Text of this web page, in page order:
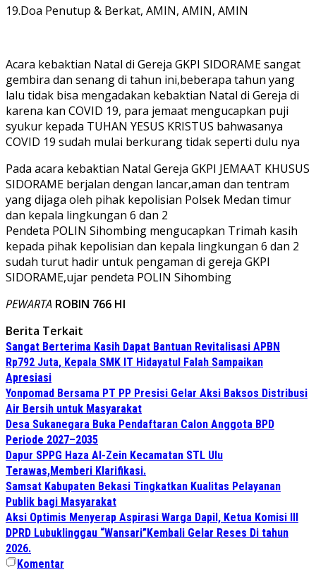
19.Doa Penutup & Berkat, AMIN, AMIN, AMIN
Acara kebaktian Natal di Gereja GKPI SIDORAME sangat
gembira dan senang di tahun ini,beberapa tahun yang
lalu tidak bisa mengadakan kebaktian Natal di Gereja di
karena kan COVID 19, para jemaat mengucapkan puji
syukur kepada TUHAN YESUS KRISTUS bahwasanya
COVID 19 sudah mulai berkurang tidak seperti dulu nya
Pada acara kebaktian Natal Gereja GKPI JEMAAT KHUSUS
SIDORAME berjalan dengan lancar,aman dan tentram
yang dijaga oleh pihak kepolisian Polsek Medan timur
dan kepala lingkungan 6 dan 2
Pendeta POLIN Sihombing mengucapkan Trimah kasih
kepada pihak kepolisian dan kepala lingkungan 6 dan 2
sudah turut hadir untuk pengaman di gereja GKPI
SIDORAME,ujar pendeta POLIN Sihombing
PEWARTA ROBIN 766 HI
Berita Terkait
Sangat Berterima Kasih Dapat Bantuan Revitalisasi APBN
Rp792 Juta, Kepala SMK IT Hidayatul Falah Sampaikan
Apresiasi
Yonpomad Bersama PT PP Presisi Gelar Aksi Baksos Distribusi
Air Bersih untuk Masyarakat
Desa Sukanegara Buka Pendaftaran Calon Anggota BPD
Periode 2027–2035
Dapur SPPG Haza Al-Zein Kecamatan STL Ulu
Terawas,Memberi Klarifikasi.
Samsat Kabupaten Bekasi Tingkatkan Kualitas Pelayanan
Publik bagi Masyarakat
Aksi Optimis Menyerap Aspirasi Warga Dapil, Ketua Komisi III
DPRD Lubuklinggau “Wansari”Kembali Gelar Reses Di tahun
2026.
Komentar